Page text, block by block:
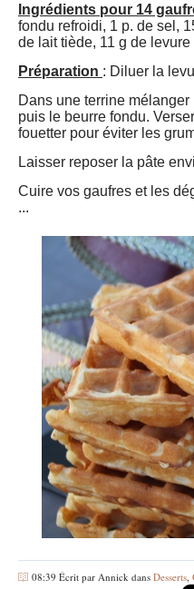
Ingrédients pour 14
fondu refroidi, 1 p. de sel,
de lait tiède, 11 g de
Préparation : Diluer la
Dans une terrine
puis le beurre fondu.
fouetter pour éviter les
Laisser reposer la pâte
Cuire vos gaufres et les
...
08:39 Écrit par Annick dans Desserts